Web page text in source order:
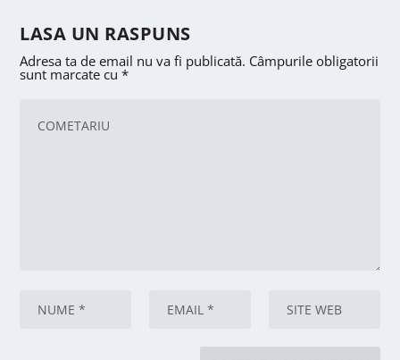
LASA UN RASPUNS
Adresa ta de email nu va fi publicată. Câmpurile obligatorii
sunt marcate cu*